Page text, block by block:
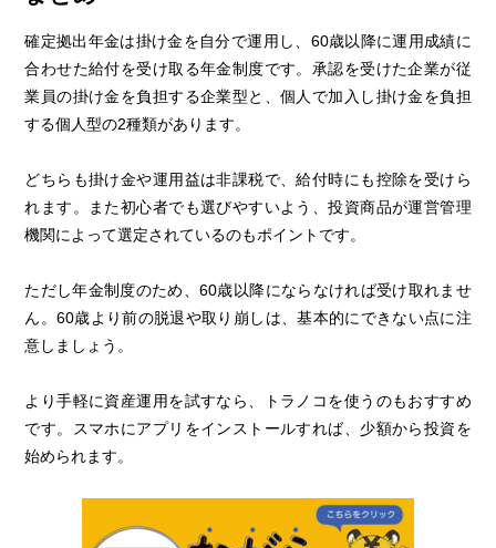
確定拠出年金は掛け金を自分で運用し、60歳以降に運用成績に
合わせた給付を受け取る年金制度です。承認を受けた企業が従
業員の掛け金を負担する企業型と、個人で加入し掛け金を負担
する個人型の2種類があります。
どちらも掛け金や運用益は非課税で、給付時にも控除を受けら
れます。また初心者でも選びやすいよう、投資商品が運営管理
機関によって選定されているのもポイントです。
ただし年金制度のため、60歳以降にならなければ受け取れませ
ん。60歳より前の脱退や取り崩しは、基本的にできない点に注
意しましょう。
より手軽に資産運用を試すなら、トラノコを使うのもおすすめ
です。スマホにアプリをインストールすれば、少額から投資を
始められます。